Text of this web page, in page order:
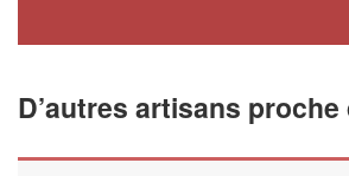
D’autres artisans